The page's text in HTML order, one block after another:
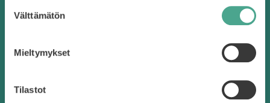
valinta
Välttämätön
Mieltymykset
Tilastot
Asiakaspalvelu
Verkkokaupan asiakaspalvelu palvelee arkisin klo 9-17
sähköpostitse info@bearel.com
Ota yhteyttä | Asiakaspalvelu